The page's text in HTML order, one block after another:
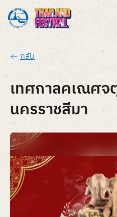
กลับ
เทศกาลคเณศจ
นครราชสีมา